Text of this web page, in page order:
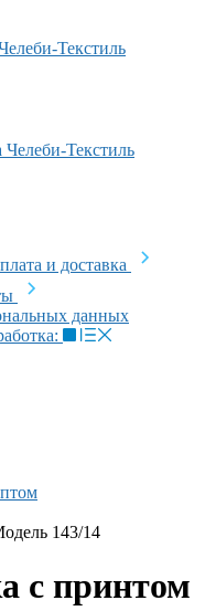
и доставка
данных
143/14
с принтом